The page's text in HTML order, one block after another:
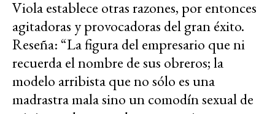
Viola establece otras razones, por entonces
agitadoras y provocadoras del gran éxito.
Reseña: “La figura del empresario que ni
recuerda el nombre de sus obreros; la
modelo arribista que no sólo es una
madrastra mala sino un comodín sexual de